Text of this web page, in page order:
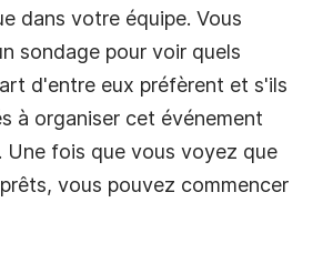
dans votre équipe. Vous
sondage pour voir quels
d'entre eux préfèrent et s'ils
à organiser cet événement
Une fois que vous voyez que
vous pouvez commencer